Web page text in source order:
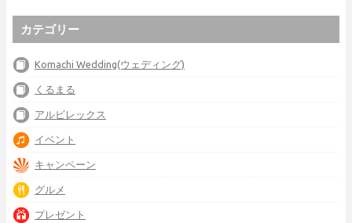
カテゴリー
Komachi Wedding(ウェディング)
くるまる
アルビレックス
イベント
キャンペーン
グルメ
プレゼント